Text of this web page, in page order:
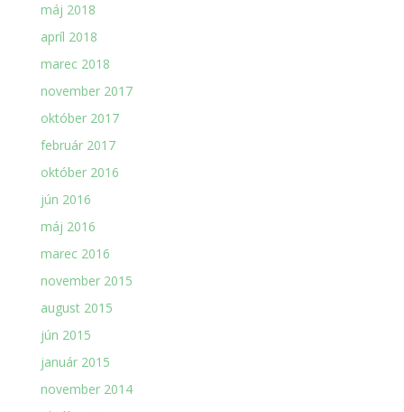
máj 2018
apríl 2018
marec 2018
november 2017
október 2017
február 2017
október 2016
jún 2016
máj 2016
marec 2016
november 2015
august 2015
jún 2015
január 2015
november 2014